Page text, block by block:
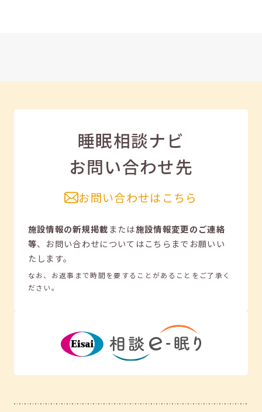
睡眠相談ナビ
お問い合わせ先
お問い合わせはこちら
施設情報の新規掲載または施設情報変更のご連絡
等、 お問い合わせについてはこちらまでお願いい
たします。
なお、お返事まで時間を要することがあることをご了承く
ださい。